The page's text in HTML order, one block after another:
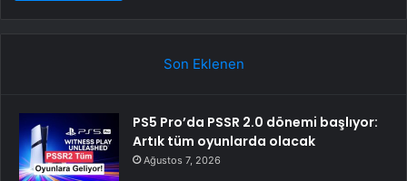
Son Eklenen
PS5 Pro’da PSSR 2.0 dönemi başlıyor:
Artık tüm oyunlarda olacak
Ağustos 7, 2026